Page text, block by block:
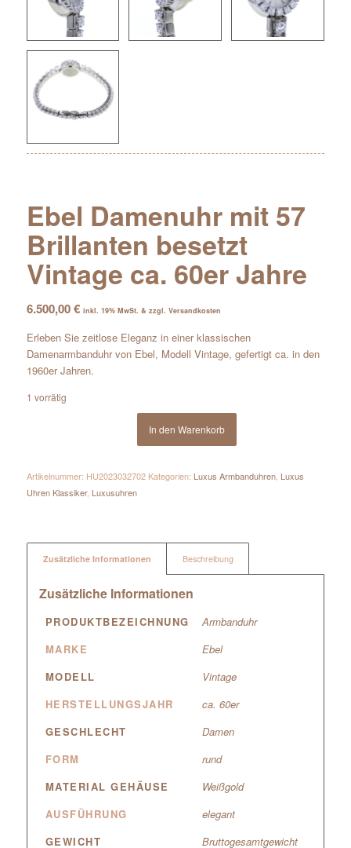
Ebel Damenuhr mit 57
Brillanten besetzt
Vintage ca. 60er Jahre
6.500,00€ inkl. 19% MwSt. & zzgl. Versandkosten
Erleben Sie zeitlose Eleganz in einer klassischen
Damenarmbanduhr von Ebel, Modell Vintage, gefertigt ca. in den
1960er Jahren.
1 vorrätig
In den Warenkorb
Artikelnummer: HU2023032702 Kategorien: Luxus Armbanduhren, Luxus
Uhren Klassiker, Luxusuhren
Zusätzliche Informationen Beschreibung
Zusätzliche Informationen
PRODUKTBEZEICHNUNG
Armbanduhr
MARKE
Ebel
MODELL
Vintage
HERSTELLUNGSJAHR
ca. 60er
GESCHLECHT
Damen
FORM
rund
MATERIAL GEHÄUSE
Weißgold
AUSFÜHRUNG
elegant
GEWICHT
Bruttogesamtgewicht